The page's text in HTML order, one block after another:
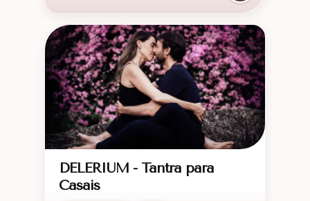
DELERIUM - Tantra para
Casais